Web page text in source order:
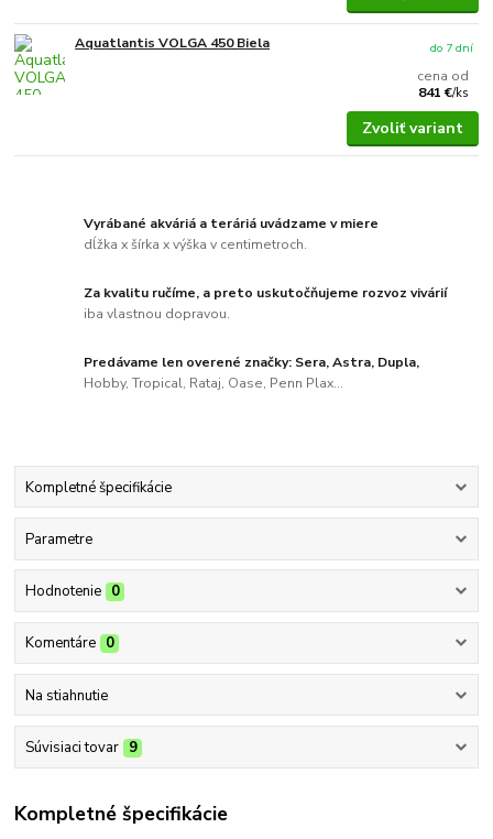
Aquatlantis VOLGA 450 Biela
cena od
841 €/ks
do 7 dní
Zvoliť variant
Vyrábané akváriá a teráriá uvádzame v miere
dĺžka x šírka x výška v centimetroch.
Za kvalitu ručíme, a preto uskutočňujeme rozvoz vivárií
iba vlastnou dopravou.
Predávame len overené značky: Sera, Astra, Dupla,
Hobby, Tropical, Rataj, Oase, Penn Plax...
Kompletné špecifikácie
Parametre
Hodnotenie 0
Komentáre 0
Na stiahnutie
Súvisiaci tovar 9
Kompletné špecifikácie